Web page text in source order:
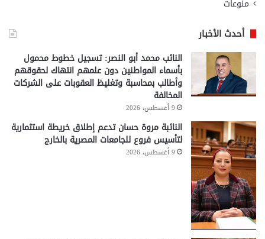
منوعات
أحدث الأخبار
النائب محمد أبو النصر: تسجيل خطوط محمول
بأسماء المواطنين دون علمهم انتهاك لحقوقهم
وأطالب بمحاسبة وتغليظ العقوبات على الشركات
المخالفة
9 أغسطس، 2026
النائبة مروة حسان تدعم إطلاق خريطة استثمارية
لتأسيس فروع للجامعات المصرية بالخارج
9 أغسطس، 2026